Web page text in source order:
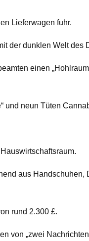
Lieferwagen fuhr.
der dunklen Welt des
einen
und neun Tüten
aus
rund 2.300 £.
von „zwei